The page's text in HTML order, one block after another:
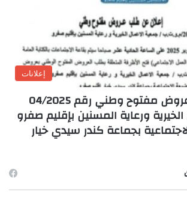
إعلانات
إعلان عن طلب عروض مفتوح وطني رقم 04/2025
ورعاية المسنين بإقليم صفرو
بجماعة كندر سيدي خيار